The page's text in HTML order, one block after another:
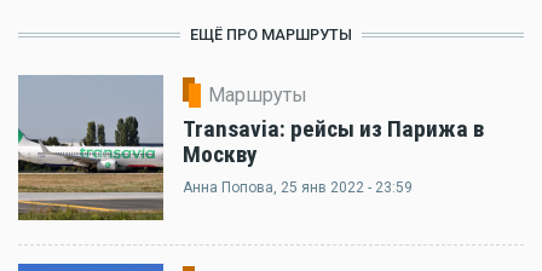
ЕЩЁ ПРО МАРШРУТЫ
Маршруты
Transavia: рейсы из Парижа в
Москву
Анна Попова, 25 янв 2022 - 23:59